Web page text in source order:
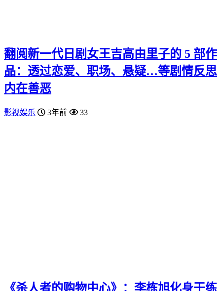
翻阅新一代日剧女王吉高由里子的 5 部作
品：透过恋爱、职场、悬疑…等剧情反思
内在善恶
影视娱乐 3年前 33
《杀人者的购物中心》：李栋旭化身干练